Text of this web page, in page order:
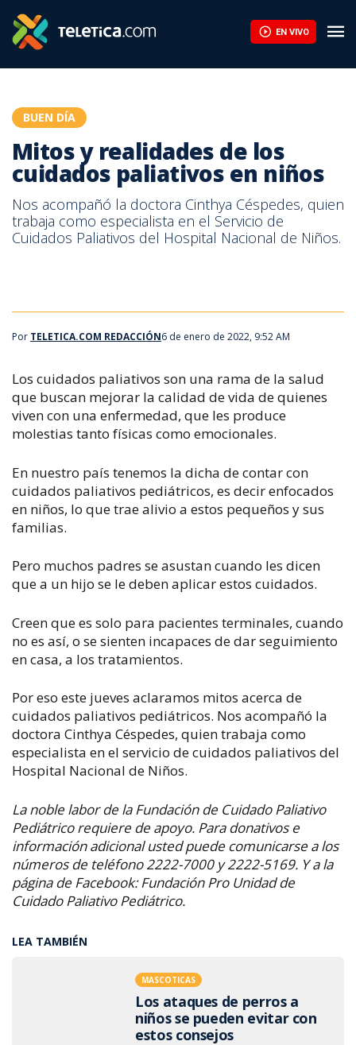
EN VIVO
BUEN DÍA
Mitos y realidades de los
cuidados paliativos en niños
Nos acompañó la doctora Cinthya Céspedes, quien
trabaja como especialista en el Servicio de
Cuidados Paliativos del Hospital Nacional de Niños.
Por TELETICA.COM REDACCIÓN6 de enero de 2022, 9:52 AM
Los cuidados paliativos son una rama de la salud
que buscan mejorar la calidad de vida de quienes
viven con una enfermedad, que les produce
molestias tanto físicas como emocionales.
En nuestro país tenemos la dicha de contar con
cuidados paliativos pediátricos, es decir enfocados
en niños, lo que trae alivio a estos pequeños y sus
familias.
Pero muchos padres se asustan cuando les dicen
que a un hijo se le deben aplicar estos cuidados.
Creen que es solo para pacientes terminales, cuando
no es así, o se sienten incapaces de dar seguimiento
en casa, a los tratamientos.
Por eso este jueves aclaramos mitos acerca de
cuidados paliativos pediátricos. Nos acompañó la
doctora Cinthya Céspedes, quien trabaja como
especialista en el servicio de cuidados paliativos del
Hospital Nacional de Niños.
La noble labor de la Fundación de Cuidado Paliativo
Pediátrico requiere de apoyo. Para donativos e
información adicional usted puede comunicarse a los
números de teléfono 2222-7000 y 2222-5169. Y a la
página de Facebook: Fundación Pro Unidad de
Cuidado Paliativo Pediátrico.
LEA TAMBIÉN
MASCOTICAS
Los ataques de perros a
niños se pueden evitar con
estos consejos